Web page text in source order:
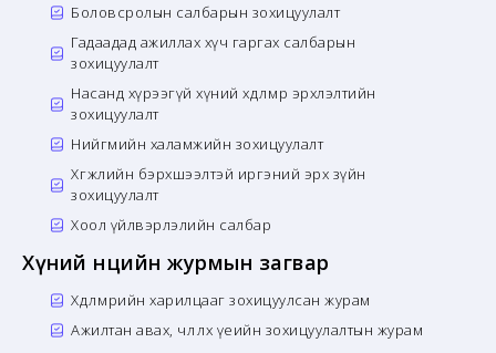
Боловсролын салбарын зохицуулалт
Гадаадад ажиллах хүч гаргах салбарын
зохицуулалт
Насанд хүрээгүй хүний хөдөлмөр эрхлэлтийн
зохицуулалт
Нийгмийн халамжийн зохицуулалт
Хөгжлийн бэрхшээлтэй иргэний эрх зүйн
зохицуулалт
Хоол үйлвэрлэлийн салбар
Хүний нөөцийн журмын загвар
Хөдөлмөрийн харилцааг зохицуулсан журам
Ажилтан авах, чөлөөлөх үеийн зохицуулалтын журам